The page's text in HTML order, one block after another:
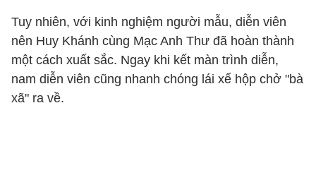
Tuy nhiên, với kinh nghiệm người mẫu, diễn viên
nên Huy Khánh cùng Mạc Anh Thư đã hoàn thành
một cách xuất sắc. Ngay khi kết màn trình diễn,
nam diễn viên cũng nhanh chóng lái xế hộp chở "bà
xã" ra về.